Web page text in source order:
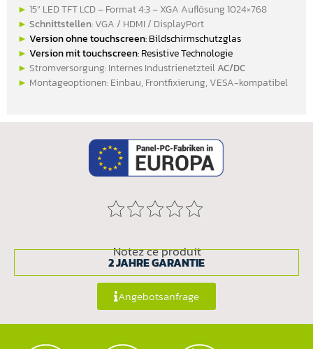
► 15” LED TFT LCD – Format 4:3 – XGA Auflösung 1024×768
► Schnittstellen: VGA / HDMI / DisplayPort
► Version ohne touchscreen: Bildschirmschutzglas
► Version mit touchscreen: Resistive Technologie
► Stromversorgung: Internes IndustrienetzteilAC/DC
► Montageoptionen: Einbau, Frontfixierung, VESA-kompatibel
Notez ce produit
2 JAHRE GARANTIE
Angebotsanfrage